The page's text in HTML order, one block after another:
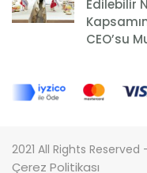
Edilebilir
CEO’su
2021 All Rights Reserved
Çerez Politikası